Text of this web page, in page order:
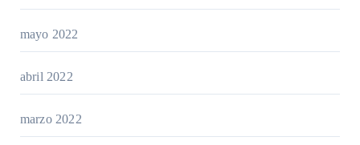
mayo 2022
abril 2022
marzo 2022